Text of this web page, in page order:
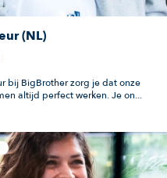
(NL)
bij BigBrother zorg je dat onze
altijd perfect werken. Je on...